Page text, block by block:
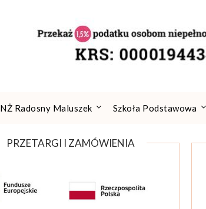
NŻ Radosny Maluszek Szkoła Podstawowa
PRZETARGI I ZAMÓWIENIA